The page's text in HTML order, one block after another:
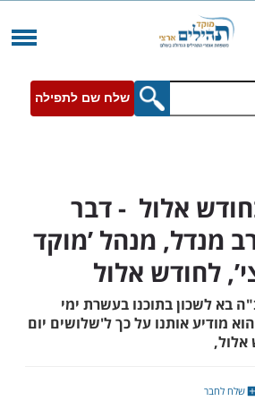
שלח שם לתפילה
אלול - דבר
מנהל ’מוקד
אלול
בתוכנו בעשרת ימי